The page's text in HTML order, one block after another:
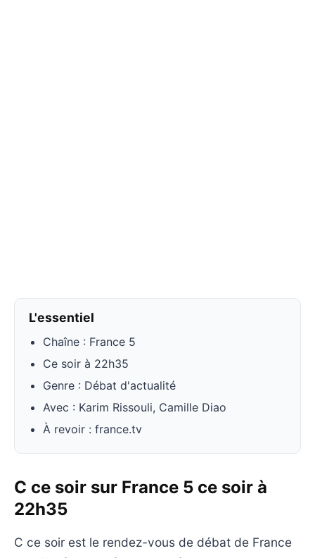
L'essentiel
Chaîne : France 5
Ce soir à 22h35
Genre : Débat d'actualité
Avec : Karim Rissouli, Camille Diao
À revoir : france.tv
C ce soir sur France 5 ce soir à
22h35
C ce soir est le rendez-vous de débat de France